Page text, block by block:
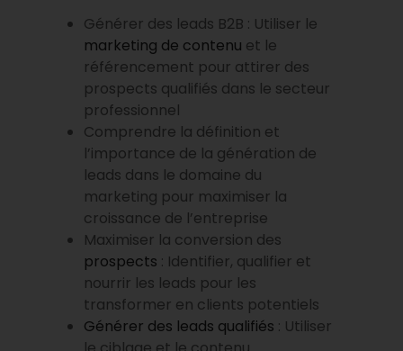
Générer des leads B2B : Utiliser le
marketing de contenu et le
référencement pour attirer des
prospects qualifiés dans le secteur
professionnel
Comprendre la définition et
l’importance de la génération de
leads dans le domaine du
marketing pour maximiser la
croissance de l’entreprise
Maximiser la conversion des
prospects : Identifier, qualifier et
nourrir les leads pour les
transformer en clients potentiels
Générer des leads qualifiés : Utiliser